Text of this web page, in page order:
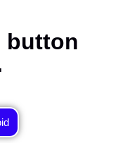
button